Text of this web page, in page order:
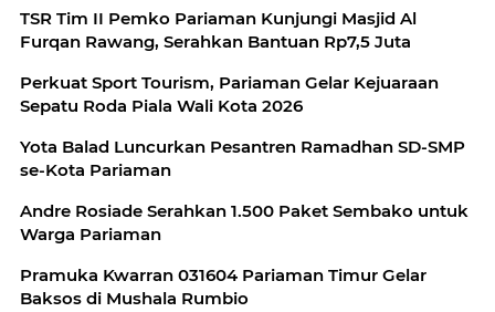
TSR Tim II Pemko Pariaman Kunjungi Masjid Al
Furqan Rawang, Serahkan Bantuan Rp7,5 Juta
Perkuat Sport Tourism, Pariaman Gelar Kejuaraan
Sepatu Roda Piala Wali Kota 2026
Yota Balad Luncurkan Pesantren Ramadhan SD-SMP
se-Kota Pariaman
Andre Rosiade Serahkan 1.500 Paket Sembako untuk
Warga Pariaman
Pramuka Kwarran 031604 Pariaman Timur Gelar
Baksos di Mushala Rumbio